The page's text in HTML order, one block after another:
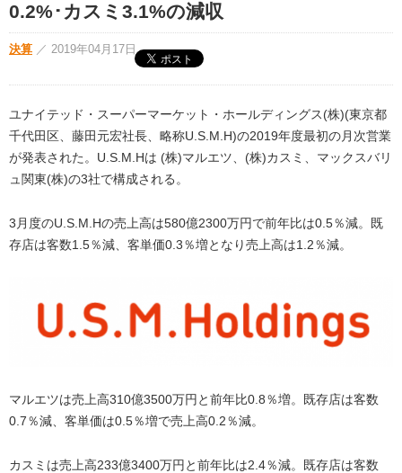
0.2%･カスミ3.1%の減収
決算 ／ 2019年04月17日
ユナイテッド・スーパーマーケット・ホールディングス(株)(東京都
千代田区、藤田元宏社長、略称U.S.M.H)の2019年度最初の月次営業
が発表された。U.S.M.Hは (株)マルエツ、(株)カスミ、マックスバリ
ュ関東(株)の3社で構成される。
3月度のU.S.M.Hの売上高は580億2300万円で前年比は0.5％減。既
存店は客数1.5％減、客単価0.3％増となり売上高は1.2％減。
マルエツは売上高310億3500万円と前年比0.8％増。既存店は客数
0.7％減、客単価は0.5％増で売上高0.2％減。
カスミは売上高233億3400万円と前年比は2.4％減。既存店は客数